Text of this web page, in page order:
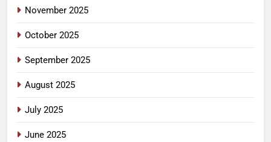
November 2025
October 2025
September 2025
August 2025
July 2025
June 2025